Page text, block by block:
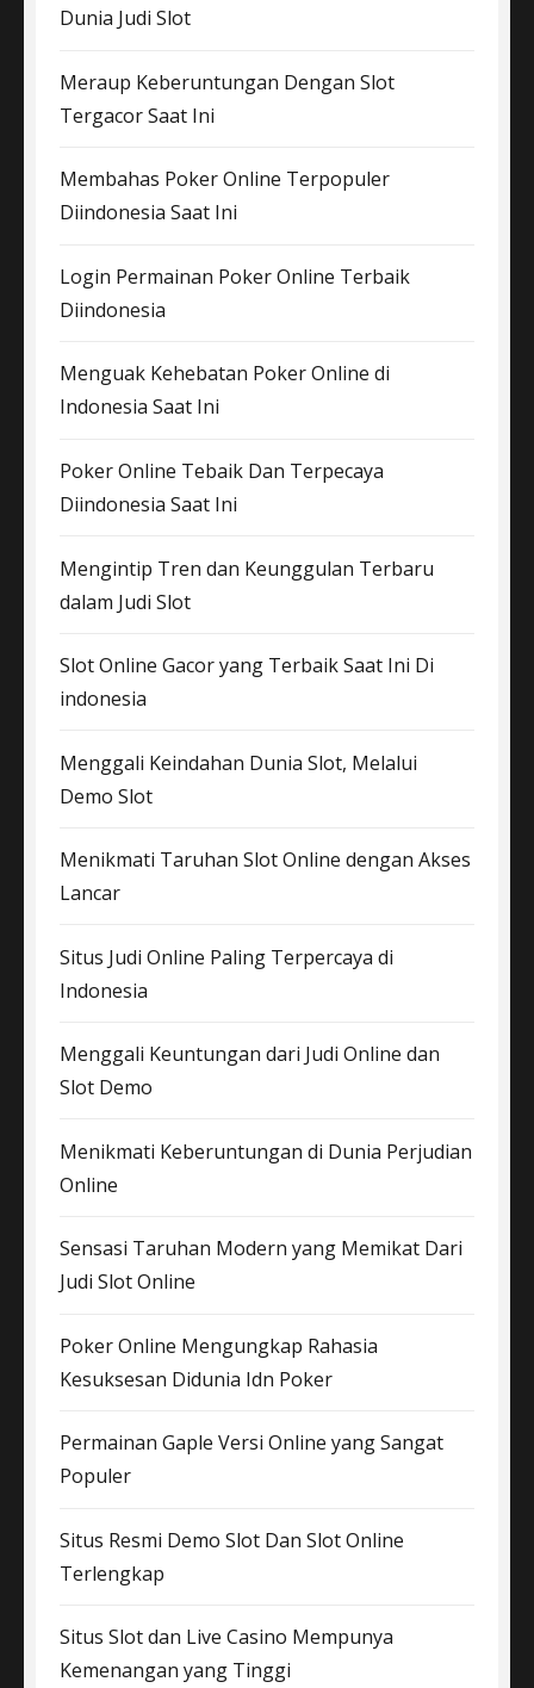
Dunia Judi Slot
Meraup Keberuntungan Dengan Slot
Tergacor Saat Ini
Membahas Poker Online Terpopuler
Diindonesia Saat Ini
Login Permainan Poker Online Terbaik
Diindonesia
Menguak Kehebatan Poker Online di
Indonesia Saat Ini
Poker Online Tebaik Dan Terpecaya
Diindonesia Saat Ini
Mengintip Tren dan Keunggulan Terbaru
dalam Judi Slot
Slot Online Gacor yang Terbaik Saat Ini Di
indonesia
Menggali Keindahan Dunia Slot, Melalui
Demo Slot
Menikmati Taruhan Slot Online dengan Akses
Lancar
Situs Judi Online Paling Terpercaya di
Indonesia
Menggali Keuntungan dari Judi Online dan
Slot Demo
Menikmati Keberuntungan di Dunia Perjudian
Online
Sensasi Taruhan Modern yang Memikat Dari
Judi Slot Online
Poker Online Mengungkap Rahasia
Kesuksesan Didunia Idn Poker
Permainan Gaple Versi Online yang Sangat
Populer
Situs Resmi Demo Slot Dan Slot Online
Terlengkap
Situs Slot dan Live Casino Mempunya
Kemenangan yang Tinggi